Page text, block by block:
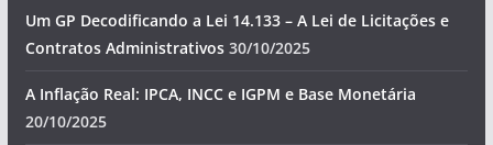
Um GP Decodificando a Lei 14.133 – A Lei de Licitações e
Contratos Administrativos 30/10/2025
A Inflação Real: IPCA, INCC e IGPM e Base Monetária
20/10/2025